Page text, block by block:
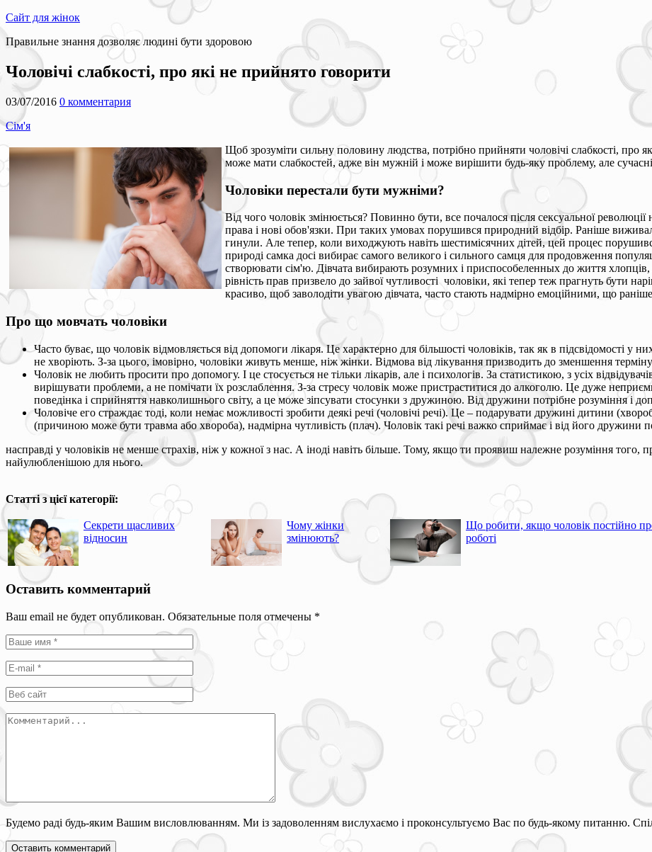
Сайт для жінок
Правильне знання дозволяє людині бути здоровою
Чоловічі слабкості, про які не прийнято говорити
03/07/2016 0 комментария
Сім'я
Щоб зрозуміти сильну половину людства, потрібно прийняти чоловічі слабкості, про
може мати слабкостей, адже він мужній і може вирішити будь-яку проблему, але
Чоловіки перестали бути мужніми?
Від чого чоловік змінюється? Повинно бути, все почалося після сексуальної
права і нові обов'язки. При таких умовах порушився природний відбір. Раніше
гинули. Але тепер, коли виходжують навіть шестимісячних дітей, цей процес
природі самка досі вибирає самого великого і сильного самця для продовження
створювати сім'ю. Дівчата вибирають розумних і приспособеленных до життя
рівність прав призвело до зайвої чутливості чоловіки, які тепер теж прагнуть бути
красиво, щоб заволодіти увагою дівчата, часто стають надмірно емоційними, що
Про що мовчать чоловіки
Часто буває, що чоловік відмовляється від допомоги лікаря. Це характерно для більшості чоловіків, так як в підсвідомості
не хворіють. З-за цього, імовірно, чоловіки живуть менше, ніж жінки. Відмова від лікування призводить до зменшення терміну
Чоловік не любить просити про допомогу. І це стосується не тільки лікарів, але і психологів. За статистикою, з усіх
вирішувати проблеми, а не помічати їх розслаблення. З-за стресу чоловік може пристраститися до алкоголю. Це дуже
поведінка і сприйняття навколишнього світу, а це може зіпсувати стосунки з дружиною. Від дружини потрібне розуміння і
Чоловіче его страждає тоді, коли немає можливості зробити деякі речі (чоловічі речі). Це – подарувати дружині дитини
(причиною може бути травма або хвороба), надмірна чутливість (плач). Чоловік такі речі важко сприймає і від його дружини
насправді у чоловіків не менше страхів, ніж у кожної з нас. А іноді навіть більше. Тому, якщо ти проявиш належне розуміння того,
найулюбленішою для нього.
Статті з цієї категорії:
Секрети щасливих
відносин
Чому жінки
змінюють?
Що робити, якщо чоловік постійно
роботі
Оставить комментарий
Ваш email не будет опубликован. Обязательные поля отмечены *
Будемо раді будь-яким Вашим висловлюванням. Ми із задоволенням вислухаємо і проконсультуємо Вас по будь-якому питанню.